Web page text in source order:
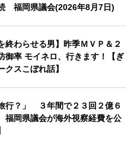
福岡県議会(2026年8月7日)
終わらせる男】昨季ＭＶＰ＆２
御率 モイネロ、行きます！【ぎ
クスこぼれ話】
行？」 ３年間で２３回２億６
岡県議会が海外視察経費を公